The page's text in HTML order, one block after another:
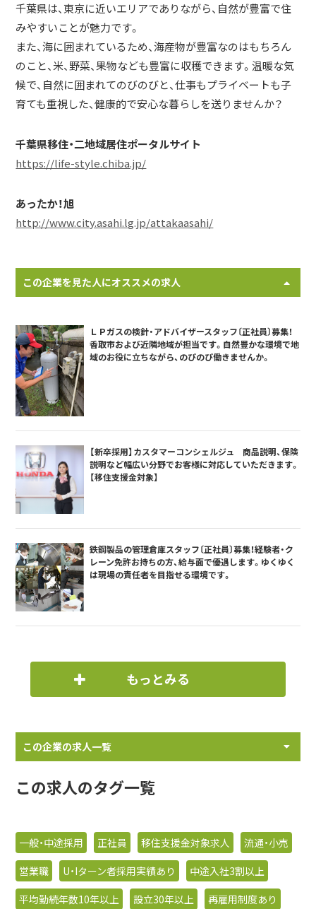
千葉県は、東京に近いエリアでありながら、自然が豊富で住
みやすいことが魅力です。
また、海に囲まれているため、海産物が豊富なのはもちろん
のこと、米、野菜、果物なども豊富に収穫できます。温暖な気
候で、自然に囲まれてのびのびと、仕事もプライベートも子
育ても重視した、健康的で安心な暮らしを送りませんか？
千葉県移住・二地域居住ポータルサイト
https://life-style.chiba.jp/
あったか！旭
http://www.city.asahi.lg.jp/attakaasahi/
この企業を見た人にオススメの求人
ＬＰガスの検針・アドバイザースタッフ〔正社員〕募集！
香取市および近隣地域が担当です。自然豊かな環境で地
域のお役に立ちながら、のびのび働きませんか。
【新卒採用】カスタマーコンシェルジュ 商品説明、保険
説明など幅広い分野でお客様に対応していただきます。
【移住支援金対象】
鉄鋼製品の管理倉庫スタッフ〔正社員〕募集！経験者・ク
レーン免許お持ちの方、給与面で優遇します。ゆくゆく
は現場の責任者を目指せる環境です。
もっとみる
この企業の求人一覧
この求人のタグ一覧
一般・中途採用 正社員 移住支援金対象求人
流通・小売
営業職
U・Iターン者採用実績あり
中途入社3割以上
平均勤続年数10年以上
設立30年以上
再雇用制度あり